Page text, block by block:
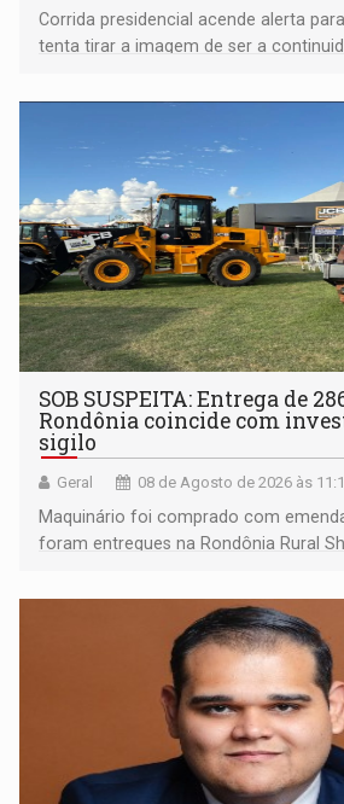
Corrida presidencial acende alerta
tenta tirar a imagem de ser a
não ter entrado no modo eleição;
SOB SUSPEITA: Entrega de
Rondônia coincide com
sigilo
Geral 08 de Agosto de 2026 às
Maquinário foi comprado com
foram entregues na Rondônia Rural